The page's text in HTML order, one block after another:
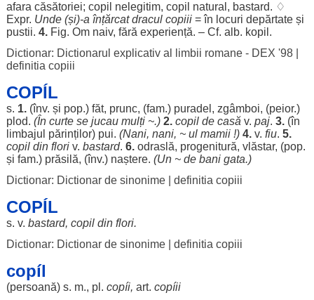
afara căsătoriei; copil nelegitim, copil natural , bastard. ♢
Expr. Unde (și)-a înțărcat draculcopiii= în locuri depărtateși
pustii. 4.Fig. Om naiv, fără experiență. – Cf. alb. kopil .
Dictionar: Dictionarul explicativ al limbii romane - DEX '98|
definitia copiii
COPÍL
s. 1.(înv. și pop.) făt, prunc, (fam.) puradel , zgâmboi, (peior.)
plod. (În curtese jucau mulți~.) 2. copilde casă v. paj. 3.(în
limbajul părinților) pui. (Nani, nani, ~ ul mamii !) 4.v. fiu. 5.
copildin floriv. bastard. 6. odraslă, progenitură, vlăstar, (pop.
și fam.) prăsilă, (înv.) naștere. (Un ~ de bani gata.)
Dictionar: Dictionar de sinonime| definitia copiii
COPÍL
s. v. bastard, copildin flori.
Dictionar: Dictionar de sinonime| definitia copiii
copíl
(persoană) s. m., pl. copíi, art. copíii